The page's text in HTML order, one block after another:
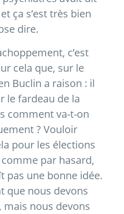
ça s’est très bien
dire.
c’est
cela que, sur le
Buclin a raison : il
le fardeau de la
comment va-t-on
? Vouloir
pour les élections
par hasard,
pas une bonne idée.
que nous devons
mais nous devons